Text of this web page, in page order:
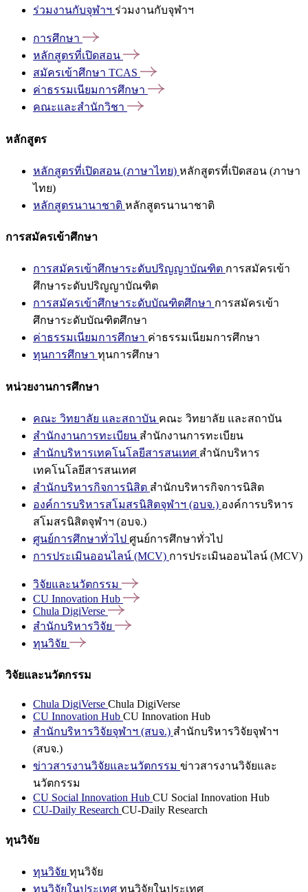
ร่วมงานกับจุฬาฯ ร่วมงานกับจุฬาฯ
การศึกษา
หลักสูตรที่เปิดสอน
สมัครเข้าศึกษา TCAS
ค่าธรรมเนียมการศึกษา
คณะและสำนักวิชา
หลักสูตร
หลักสูตรที่เปิดสอน (ภาษาไทย) หลักสูตรที่เปิดสอน (ภาษา
ไทย)
หลักสูตรนานาชาติ หลักสูตรนานาชาติ
การสมัครเข้าศึกษา
การสมัครเข้าศึกษาระดับปริญญาบัณฑิต การสมัครเข้า
ศึกษาระดับปริญญาบัณฑิต
การสมัครเข้าศึกษาระดับบัณฑิตศึกษา การสมัครเข้า
ศึกษาระดับบัณฑิตศึกษา
ค่าธรรมเนียมการศึกษา ค่าธรรมเนียมการศึกษา
ทุนการศึกษา ทุนการศึกษา
หน่วยงานการศึกษา
คณะ วิทยาลัย และสถาบัน คณะ วิทยาลัย และสถาบัน
สำนักงานการทะเบียน สำนักงานการทะเบียน
สำนักบริหารเทคโนโลยีสารสนเทศ สำนักบริหาร
เทคโนโลยีสารสนเทศ
สำนักบริหารกิจการนิสิต สำนักบริหารกิจการนิสิต
องค์การบริหารสโมสรนิสิตจุฬาฯ (อบจ.) องค์การบริหาร
สโมสรนิสิตจุฬาฯ (อบจ.)
ศูนย์การศึกษาทั่วไป ศูนย์การศึกษาทั่วไป
การประเมินออนไลน์ (MCV) การประเมินออนไลน์ (MCV)
วิจัยและนวัตกรรม
CU Innovation Hub
Chula DigiVerse
สำนักบริหารวิจัย
ทุนวิจัย
วิจัยและนวัตกรรม
Chula DigiVerse Chula DigiVerse
CU Innovation Hub CU Innovation Hub
สำนักบริหารวิจัยจุฬาฯ (สบจ.) สำนักบริหารวิจัยจุฬาฯ
(สบจ.)
ข่าวสารงานวิจัยและนวัตกรรม ข่าวสารงานวิจัยและ
นวัตกรรม
CU Social Innovation Hub CU Social Innovation Hub
CU-Daily Research CU-Daily Research
ทุนวิจัย
ทุนวิจัย ทุนวิจัย
ทุนวิจัยในประเทศ ทุนวิจัยในประเทศ